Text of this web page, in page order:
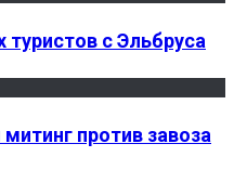
с Эльбруса
против завоза